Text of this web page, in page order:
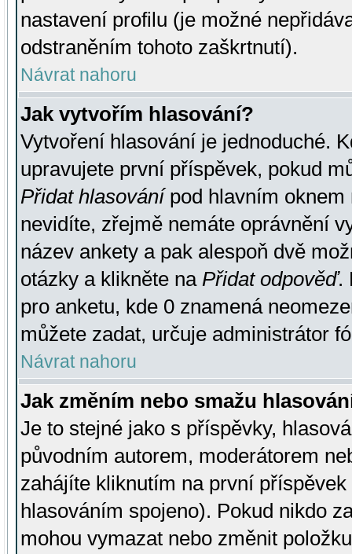
nastavení profilu (je možné
odstraněním tohoto zaškrtnutí).
Návrat nahoru
Jak vytvořím hlasování?
Vytvoření hlasování je jednoduché.
upravujete první příspěvek, pokud
Přidat hlasovánípod hlavním oknem
nevidíte, zřejmě nemáte oprávnění
název ankety a pak alespoň dvě
otázky a klikněte na Přidat odpověď.
pro anketu, kde 0 znamená
můžete zadat, určuje administrátor
Návrat nahoru
Jak změním nebo smažu
Je to stejné jako s příspěvky,
původním autorem, moderátorem
zahájíte kliknutím na první
hlasováním spojeno). Pokud nikdo
mohou vymazat nebo změnit